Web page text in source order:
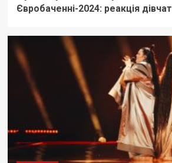
Євробаченні-2024: реакція дівчат